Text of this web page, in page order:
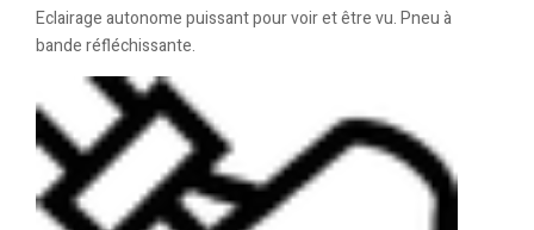
Eclairage autonome puissant pour voir et être vu. Pneu à
bande réfléchissante.